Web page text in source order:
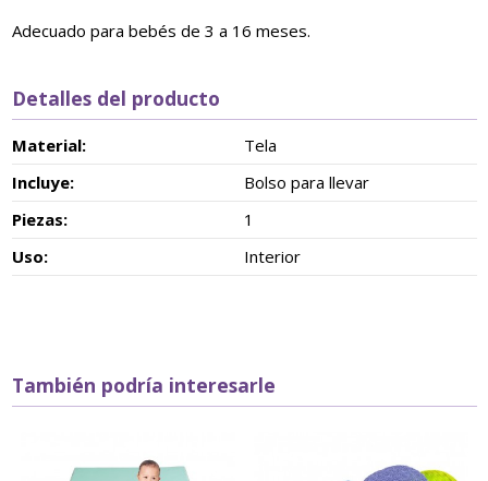
Adecuado para bebés de 3 a 16 meses.
Detalles del producto
Material:
Tela
Incluye:
Bolso para llevar
Piezas:
1
Uso:
Interior
También podría interesarle